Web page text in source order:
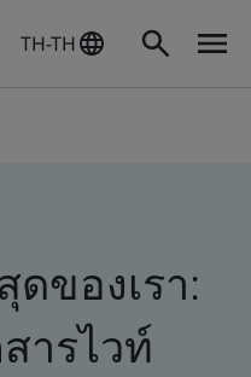
TH-TH
ของเรา:
ารไวท์